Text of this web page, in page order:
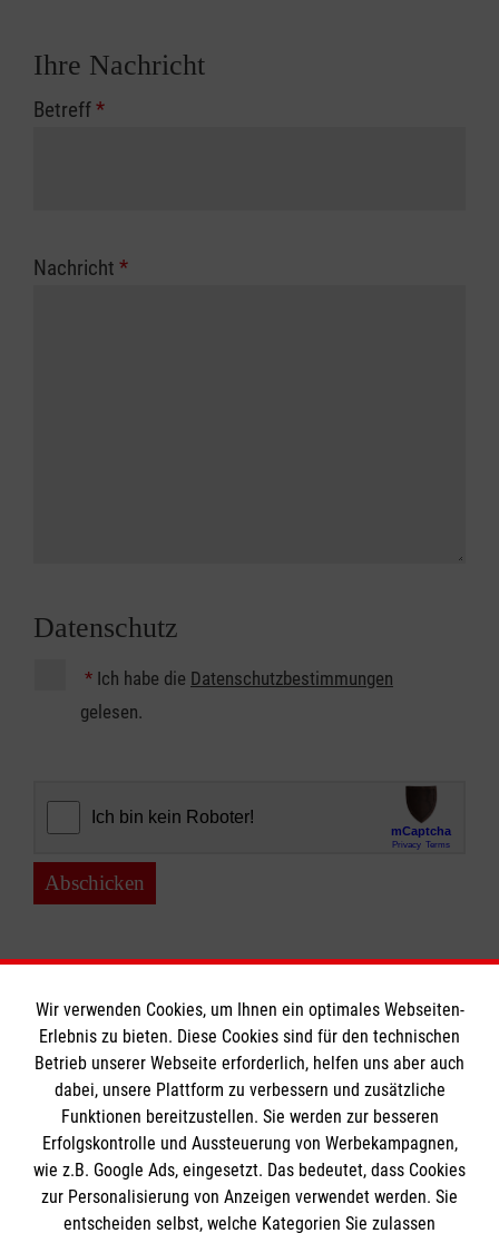
Ihre Nachricht
Betreff*
Nachricht *
Datenschutz
* Ich habe die Datenschutzbestimmungen
gelesen.
Abschicken
Informationen
Impressum
Datenschutz
Kontakt
Die Malteser
Wir verwenden Cookies, um Ihnen ein optimales Webseiten-
Erlebnis zu bieten. Diese Cookies sind für den technischen
Betrieb unserer Webseite erforderlich, helfen uns aber auch
dabei, unsere Plattform zu verbessern und zusätzliche
Funktionen bereitzustellen. Sie werden zur besseren
Erfolgskontrolle und Aussteuerung von Werbekampagnen,
wie z.B. Google Ads, eingesetzt. Das bedeutet, dass Cookies
zur Personalisierung von Anzeigen verwendet werden. Sie
entscheiden selbst, welche Kategorien Sie zulassen